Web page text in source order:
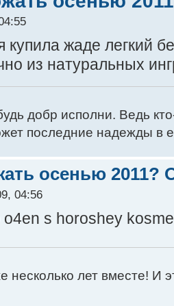
купила жаде легкий
из натуральных
добр исполни. Ведь
последние надежды в
осенью 2011?
04:56
s horoshey
лет вместе! И